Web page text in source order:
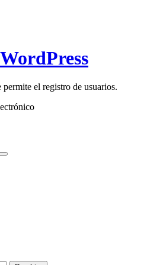
permite el registro de usuarios.